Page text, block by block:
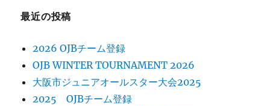
最近の投稿
2026 OJBチーム登録
OJB WINTER TOURNAMENT 2026
大阪市ジュニアオールスター大会2025
2025 OJBチーム登録